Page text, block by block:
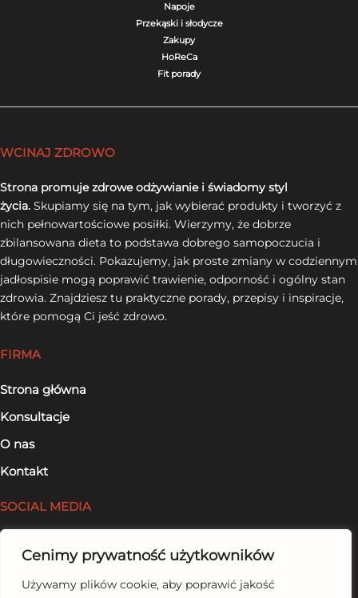
Cenimy prywatność użytkowników
Używamy plików cookie, aby poprawić jakość
Napoje
Przekąski i słodycze
Zakupy
HoReCa
Fit porady
WCINAJ ZDROWO
Strona promuje zdrowe odżywianie i świadomy styl
życia. Skupiamy się na tym, jak wybierać produkty i tworzyć z
nich pełnowartościowe posiłki. Wierzymy, że dobrze
zbilansowana dieta to podstawa dobrego samopoczucia i
długowieczności. Pokazujemy, jak proste zmiany w codziennym
jadłospisie mogą poprawić trawienie, odporność i ogólny stan
zdrowia. Znajdziesz tu praktyczne porady, przepisy i inspiracje,
które pomogą Ci jeść zdrowo.
FIRMA
Strona główna
Konsultacje
O nas
Kontakt
SOCIAL MEDIA